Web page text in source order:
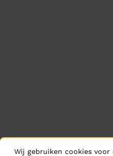
Wij gebruiken cookies voor